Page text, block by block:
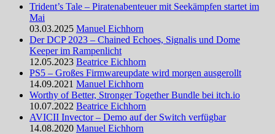
Trident’s Tale – Piratenabenteuer mit Seekämpfen startet im
Mai
03.03.2025 Manuel Eichhorn
Der DCP 2023 – Chained Echoes, Signalis und Dome
Keeper im Rampenlicht
12.05.2023 Beatrice Eichhorn
PS5 – Großes Firmwareupdate wird morgen ausgerollt
14.09.2021 Manuel Eichhorn
Worthy of Better, Stronger Together Bundle bei itch.io
10.07.2022 Beatrice Eichhorn
AVICII Invector – Demo auf der Switch verfügbar
14.08.2020 Manuel Eichhorn